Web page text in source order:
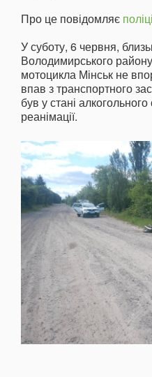
Про це повідомляє
У суботу, 6 червня,
Володимирського
мотоцикла Мінськ не
впав з транспортного
був у стані алкогольного
реанімації.